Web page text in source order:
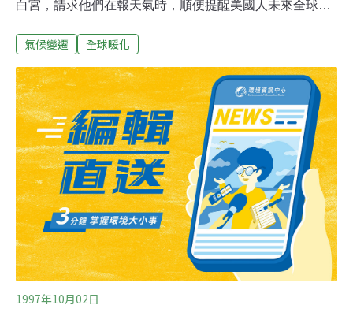
白宮，請求他們在報天氣時，順便提醒美國人未來全球氣
頓12月將赴日本京都參加一項全球氣候變化國際會議，屆
及早建立國人的共識。大部份與會的氣象先生都同意這是
柯林頓在做公關。美國國家廣播公司水牛城分台的歐康納
說，要在播氣象時扯到溫室效應有點拗口，他說：「我準
備告訴觀眾，明天天氣是多雲，順便提醒各位，別再開車
了。」
氣候變遷 全球暖化
1997年10月02日